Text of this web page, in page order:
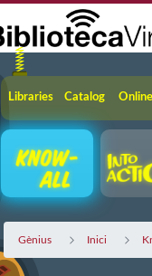
Navigation
Libraries Catalog
Gènius Inici